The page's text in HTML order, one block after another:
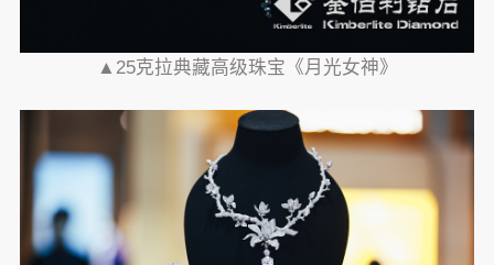
▲25克拉典藏高级珠宝《月光女神》